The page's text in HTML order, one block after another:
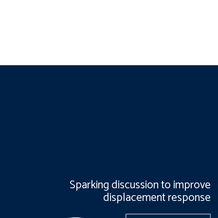
Sparking discussion to improve
displacement response